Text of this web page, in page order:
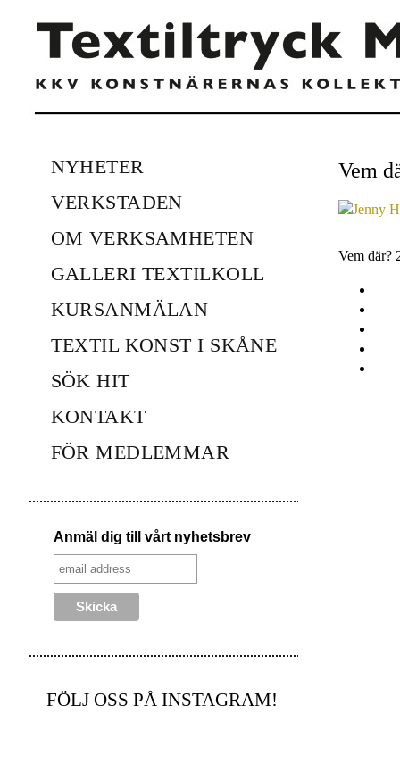
Vem
Vem där?
NYHETER
VERKSTADEN
OM VERKSAMHETEN
GALLERI TEXTILKOLL
KURSANMÄLAN
TEXTIL KONST I SKÅNE
SÖK HIT
KONTAKT
FÖR MEDLEMMAR
Anmäl dig till vårt nyhetsbrev
FÖLJ OSS PÅ INSTAGRAM!